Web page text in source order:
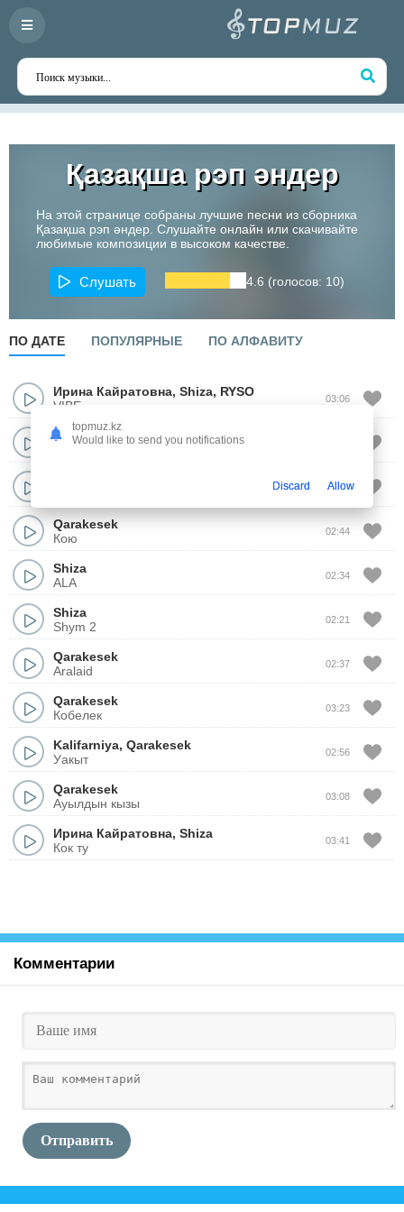
Қазақша рэп әндер
На этой странице собраны лучшие песни из сборника
Қазақша рэп әндер. Слушайте онлайн или скачивайте
любимые композиции в высоком качестве.
Слушать 4.6 (голосов: 10)
ПО ДАТЕ ПОПУЛЯРНЫЕ ПО АЛФАВИТУ
Ирина Кайратовна, Shiza, RYSO
VIBE
03:06
Shiza,Bakr
03:45
Qarakesek
Кою
02:44
Shiza
ALA
02:34
Shiza
Shym 2
02:21
Qarakesek
Aralaid
02:37
Qarakesek
Кобелек
03:23
Kalifarniya, Qarakesek
Уакыт
02:56
Qarakesek
Ауылдын кызы
03:08
Ирина Кайратовна, Shiza
Кок ту
03:41
Комментарии
Отправить
topmuz.kz
Would like to send you notifications
Discard Allow